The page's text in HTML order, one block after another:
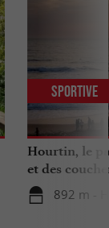
Hourtin, le
et des
892 m -
Sportive